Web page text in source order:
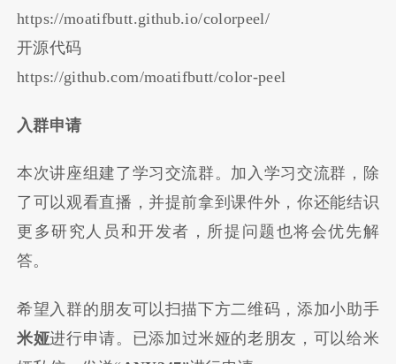
https://moatifbutt.github.io/colorpeel/
开源代码
https://github.com/moatifbutt/color-peel
入群申请
本次讲座组建了学习交流群。加入学习交流群，除
了可以观看直播，并提前拿到课件外，你还能结识
更多研究人员和开发者，所提问题也将会优先解
答。
希望入群的朋友可以扫描下方二维码，添加小助手
米娅进行申请。已添加过米娅的老朋友，可以给米